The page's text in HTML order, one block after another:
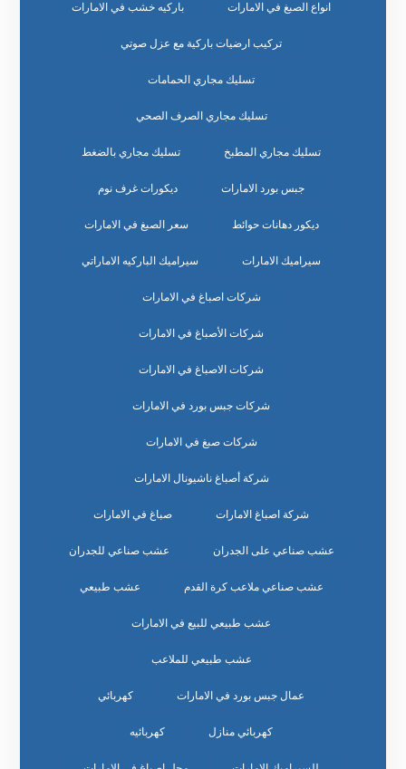
انواع الصبغ في الامارات باركيه خشب في الامارات
تركيب ارضيات باركية مع عزل صوتي
تسليك مجاري الحمامات
تسليك مجاري الصرف الصحي
تسليك مجاري المطبخ تسليك مجاري بالضغط
جبس بورد الامارات ديكورات غرف نوم
ديكور دهانات حوائط سعر الصبغ في الامارات
سيراميك الامارات سيراميك الباركيه الاماراتي
شركات اصباغ في الامارات
شركات الأصباغ في الامارات
شركات الاصباغ في الامارات
شركات جبس بورد في الامارات
شركات صبغ في الامارات
شركة أصباغ ناشيونال الامارات
شركة اصباغ الامارات صباغ في الامارات
عشب صناعي على الجدران عشب صناعي للجدران
عشب صناعي ملاعب كرة القدم عشب طبيعي
عشب طبيعي للبيع في الامارات
عشب طبيعي للملاعب
عمال جبس بورد في الامارات كهربائي
كهربائي منازل كهربائيه